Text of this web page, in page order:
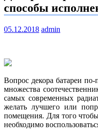
способы
05.12.2018 admin
Вопрос декора батареи
множества
самых современных
желать лучшего или
помещения. Для того
необходимо